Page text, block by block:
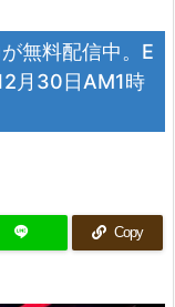
無料配信中。E
月30日AM1時
Copy